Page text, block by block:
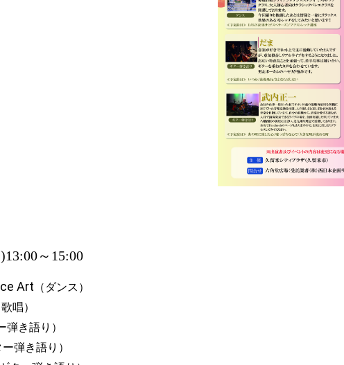
～15:00
Art （ダンス）
歌唱）
弾き語り）
ー弾き語り）